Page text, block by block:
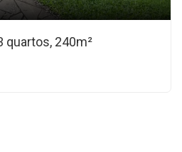
quartos, 240m²